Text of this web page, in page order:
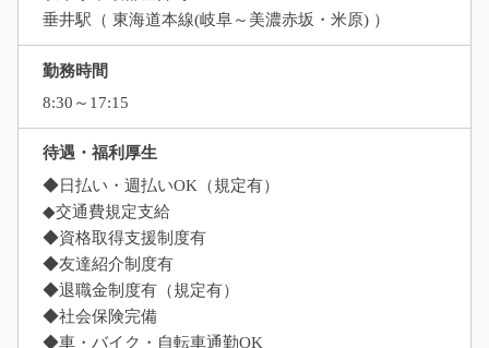
垂井駅（ 東海道本線(岐阜～美濃赤坂・米原) ）
勤務時間
8:30～17:15
待遇・福利厚生
◆日払い・週払いOK（規定有）
◆交通費規定支給
◆資格取得支援制度有
◆友達紹介制度有
◆退職金制度有（規定有）
◆社会保険完備
◆車・バイク・自転車通勤OK